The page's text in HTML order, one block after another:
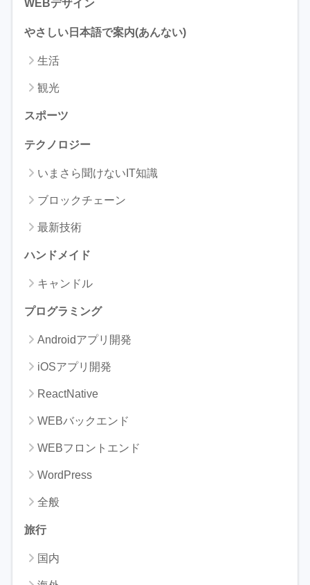
WEBデザイン
やさしい日本語で案内(あんない)
生活
観光
スポーツ
テクノロジー
いまさら聞けないIT知識
ブロックチェーン
最新技術
ハンドメイド
キャンドル
プログラミング
Androidアプリ開発
iOSアプリ開発
ReactNative
WEBバックエンド
WEBフロントエンド
WordPress
全般
旅行
国内